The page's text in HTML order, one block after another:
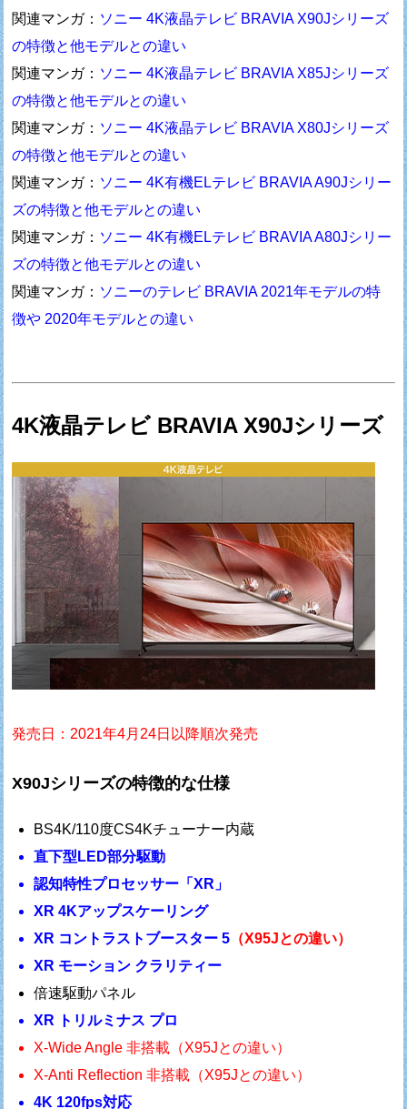
関連マンガ： ソニー 4K液晶テレビ BRAVIA X90Jシリーズ
の特徴と他モデルとの違い
関連マンガ： ソニー 4K液晶テレビ BRAVIA X85Jシリーズ
の特徴と他モデルとの違い
関連マンガ： ソニー 4K液晶テレビ BRAVIA X80Jシリーズ
の特徴と他モデルとの違い
関連マンガ： ソニー 4K有機ELテレビ BRAVIA A90Jシリー
ズの特徴と他モデルとの違い
関連マンガ： ソニー 4K有機ELテレビ BRAVIA A80Jシリー
ズの特徴と他モデルとの違い
関連マンガ： ソニーのテレビ BRAVIA 2021年モデルの特
徴や 2020年モデルとの違い
4K液晶テレビ BRAVIA X90Jシリーズ
発売日：2021年4月24日以降順次発売
X90Jシリーズの特徴的な仕様
BS4K/110度CS4Kチューナー内蔵
直下型LED部分駆動
認知特性プロセッサー「XR」
XR 4Kアップスケーリング
XR コントラストブースター 5 （X95Jとの違い）
XR モーション クラリティー
倍速駆動パネル
XR トリルミナス プロ
X-Wide Angle 非搭載（X95Jとの違い）
X-Anti Reflection 非搭載（X95Jとの違い）
4K 120fps対応